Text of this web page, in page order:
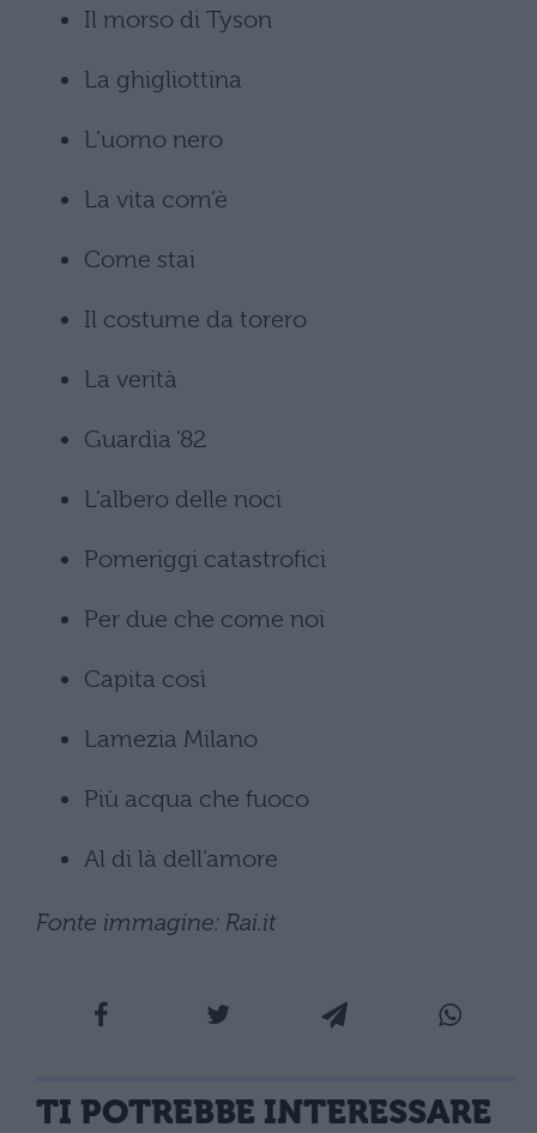
Il morso di Tyson
La ghigliottina
L’uomo nero
La vita com’è
Come stai
Il costume da torero
La verità
Guardia ’82
L’albero delle noci
Pomeriggi catastrofici
Per due che come noi
Capita così
Lamezia Milano
Più acqua che fuoco
Al di là dell’amore
Fonte immagine: Rai.it
TI POTREBBE INTERESSARE